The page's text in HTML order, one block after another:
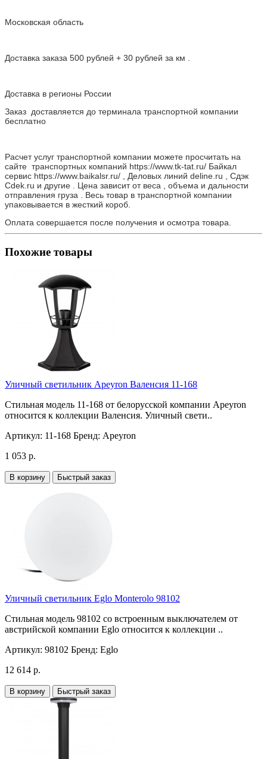
Московская область
Доставка заказа 500 рублей + 30 рублей за км .
Доставка в регионы России
Заказ доставляется до терминала транспортной компании
бесплатно
Расчет услуг транспортной компании можете просчитать на
сайте транспортных компаний https://www.tk-tat.ru/ Байкал
сервис https://www.baikalsr.ru/ , Деловых линий deline.ru , Сдэк
Cdek.ru и другие . Цена зависит от веса , объема и дальности
отправления груза . Весь товар в транспортной компании
упаковывается в жесткий короб.
Оплата совершается после получения и осмотра товара.
Похожие товары
Уличный светильник Apeyron Валенсия 11-168
Стильная модель 11-168 от белорусской компании Apeyron
относится к коллекции Валенсия. Уличный свети..
Артикул: 11-168 Бренд: Apeyron
1 053 р.
В корзину Быстрый заказ
Уличный светильник Eglo Monterolo 98102
Стильная модель 98102 со встроенным выключателем от
австрийской компании Eglo относится к коллекции ..
Артикул: 98102 Бренд: Eglo
12 614 р.
В корзину Быстрый заказ